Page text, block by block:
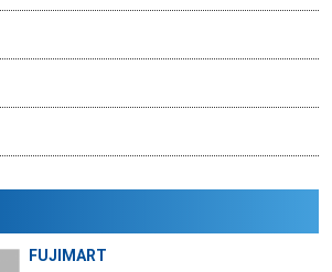
FUJIMART